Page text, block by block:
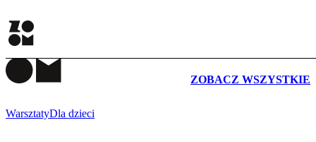
ZOBACZ WSZYSTKIE
WarsztatyDla dzieci